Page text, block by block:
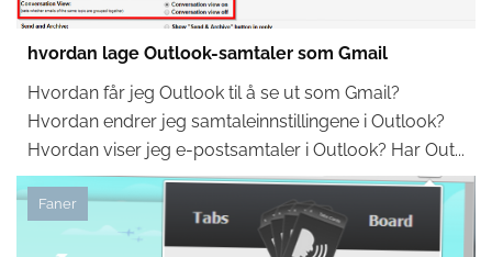
hvordan lage Outlook-samtaler som Gmail
Hvordan får jeg Outlook til å se ut som Gmail?
Hvordan endrer jeg samtaleinnstillingene i Outlook?
Hvordan viser jeg e-postsamtaler i Outlook? Har Out...
Faner